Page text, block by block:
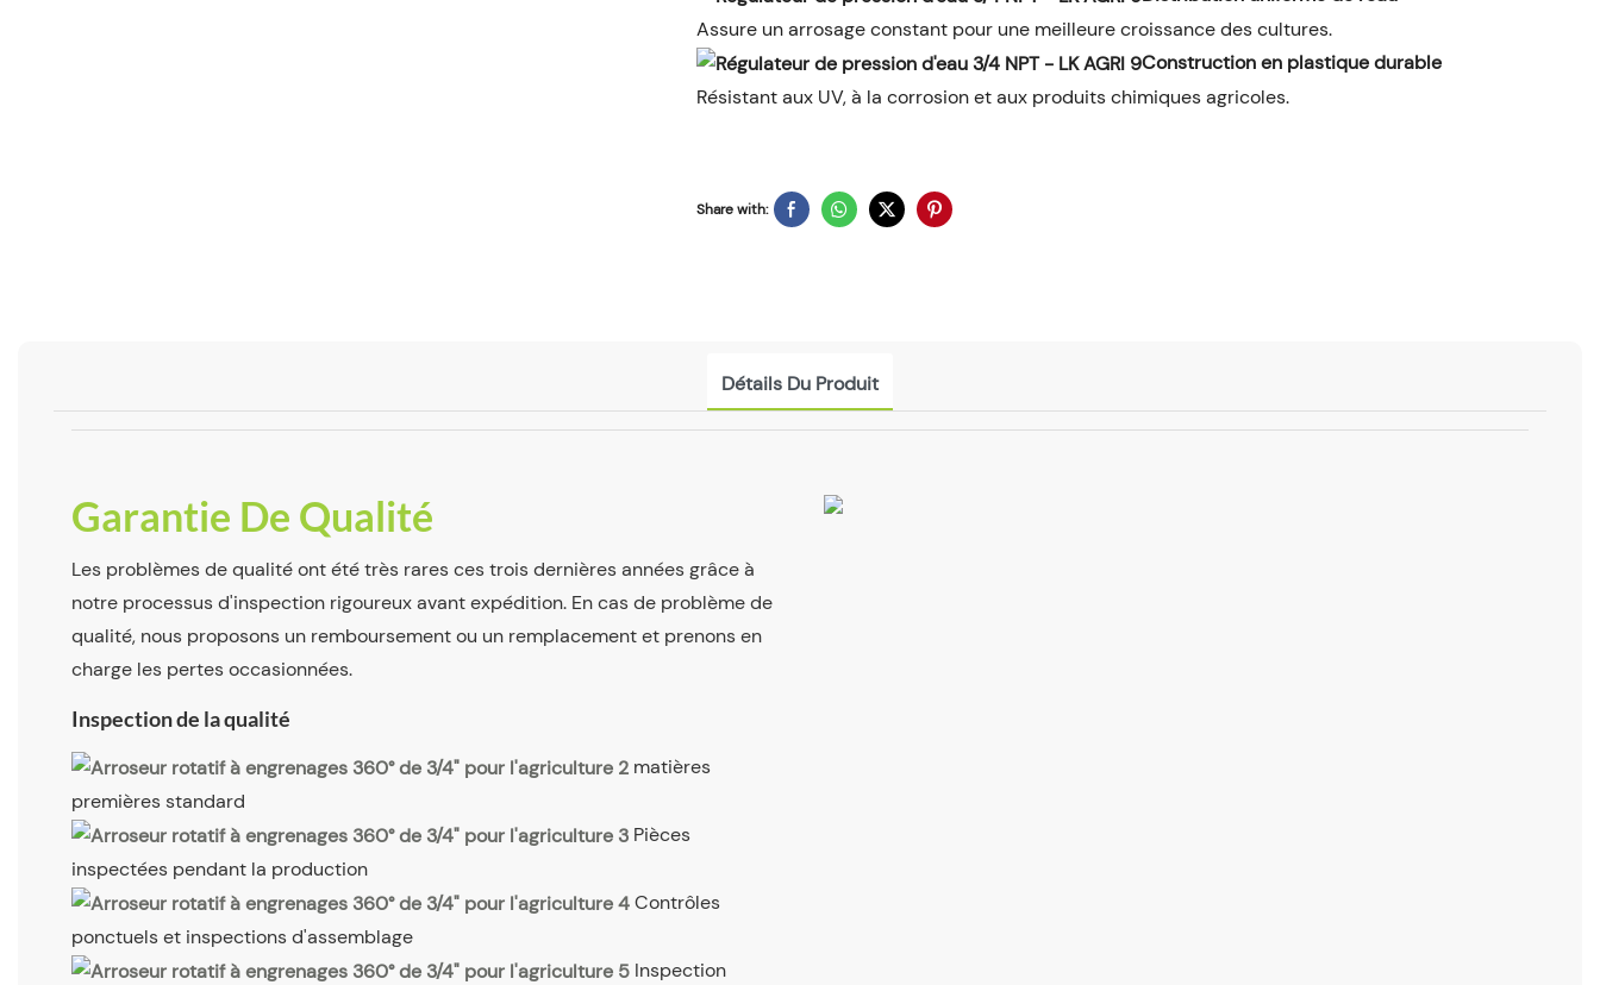
Assure un arrosage constant pour une meilleure croissance des cultures.
Construction en plastique durable
Résistant aux UV, à la corrosion et aux produits chimiques agricoles.
Share with:
Détails Du Produit
Garantie De Qualité
Les problèmes de qualité ont été très rares ces trois dernières années grâce à
notre processus d'inspection rigoureux avant expédition. En cas de problème de
qualité, nous proposons un remboursement ou un remplacement et prenons en
charge les pertes occasionnées.
Inspection de la qualité
matières
premières standard
Pièces
inspectées pendant la production
Contrôles
ponctuels et inspections d'assemblage
Inspection